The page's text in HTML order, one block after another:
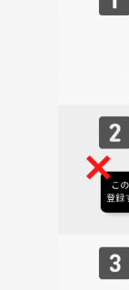
・同世代・同じ趣
・推し活の情報やト
・日ごろ言えない“
下記の行為はご遠慮
・勧誘・営業・告知
・ナンパ行為や迷惑
・許可のない写真
ただけない方や運
は、参加をお断りす